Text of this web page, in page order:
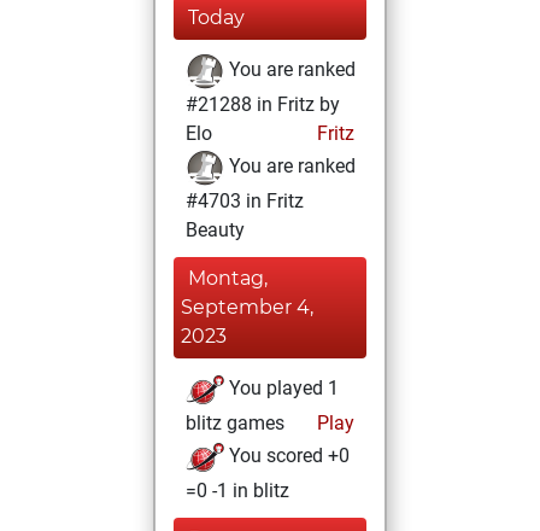
Today
You are ranked
#21288 in Fritz by
Elo
Fritz
You are ranked
#4703 in Fritz
Beauty
Montag,
September 4,
2023
You played 1
blitz games
Play
You scored +0
=0 -1 in blitz